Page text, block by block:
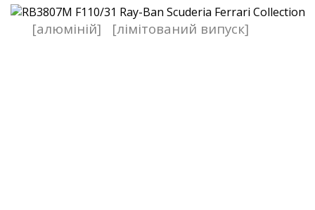
[алюміній] [лімітований випуск]